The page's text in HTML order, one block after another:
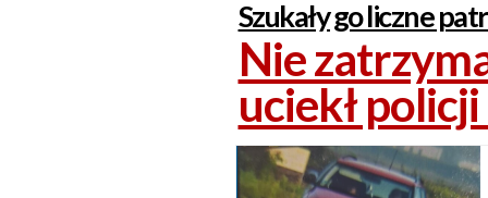
Szukały go liczne
Nie
uciekł